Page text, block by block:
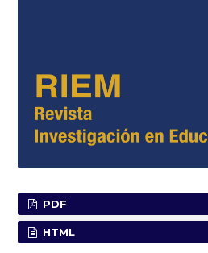
PDF
HTML